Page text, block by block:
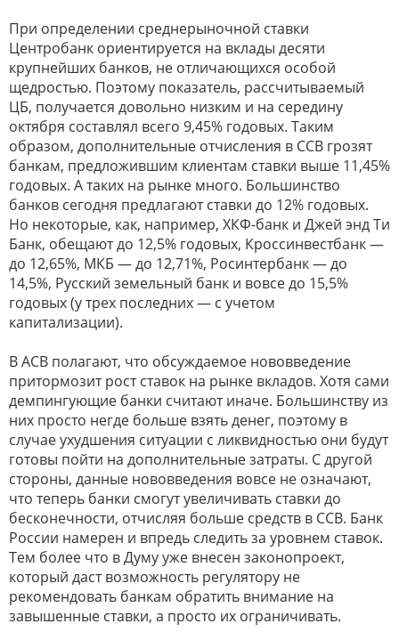
При определении среднерыночной ставки
Центробанк ориентируется на вклады десяти
крупнейших банков, не отличающихся особой
щедростью. Поэтому показатель, рассчитываемый
ЦБ, получается довольно низким и на середину
октября составлял всего 9,45% годовых. Таким
образом, дополнительные отчисления в ССВ грозят
банкам, предложившим клиентам ставки выше 11,45%
годовых. А таких на рынке много. Большинство
банков сегодня предлагают ставки до 12% годовых.
Но некоторые, как, например, ХКФ-банк и Джей энд Ти
Банк, обещают до 12,5% годовых, Кроссинвестбанк —
до 12,65%, МКБ — до 12,71%, Росинтербанк — до
14,5%, Русский земельный банк и вовсе до 15,5%
годовых (у трех последних — с учетом
капитализации).
В АСВ полагают, что обсуждаемое нововведение
притормозит рост ставок на рынке вкладов. Хотя сами
демпингующие банки считают иначе. Большинству из
них просто негде больше взять денег, поэтому в
случае ухудшения ситуации с ликвидностью они будут
готовы пойти на дополнительные затраты. С другой
стороны, данные нововведения вовсе не означают,
что теперь банки смогут увеличивать ставки до
бесконечности, отчисляя больше средств в ССВ. Банк
России намерен и впредь следить за уровнем ставок.
Тем более что в Думу уже внесен законопроект,
который даст возможность регулятору не
рекомендовать банкам обратить внимание на
завышенные ставки, а просто их ограничивать.